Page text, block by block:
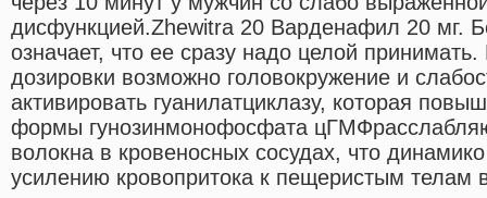
дисфункцией.Zhewitra 20 Варденафил 20 мг.
означает, что ее сразу надо целой
дозировки возможно головокружение и
активировать гуанилатциклазу, которая
формы гунозинмонофосфата
волокна в кровеносных сосудах, что
усилению кровопритока к пещеристым телам